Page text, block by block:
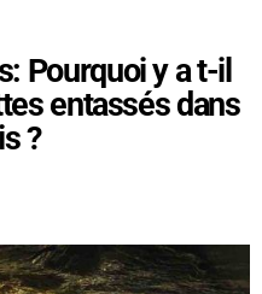
Pourquoi y a t-il
entassés dans
?